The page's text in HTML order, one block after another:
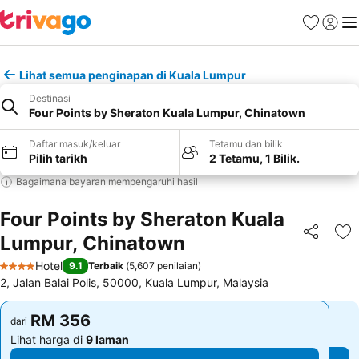
Kegemaran
Daftar
Lihat semua penginapan di Kuala Lumpur
Destinasi
Four Points by Sheraton Kuala Lumpur, Chinatown
Daftar masuk/keluar
Pilih tarikh
Tetamu dan bilik
2 Tetamu, 1 Bilik.
Bagaimana bayaran mempengaruhi hasil
Four Points by Sheraton Kuala
Lumpur, Chinatown
Kongsi
4 Bintang
Hotel 9.1 Terbaik (5,607 penilaian)
2, Jalan Balai Polis, 50000, Kuala Lumpur, Malaysia
dari RM 356
Lihat harga di 9 laman
dari RM 356
Lihat harga di 9 laman